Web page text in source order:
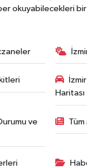
okuyabilecekleri bir
Haritası
ve